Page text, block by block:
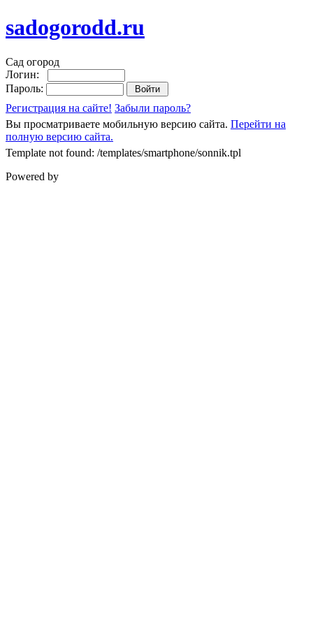
sadogorodd.ru
Сад огород
Логин:
Пароль:
Регистрация на сайте! Забыли пароль?
Вы просматриваете мобильную версию сайта. Перейти на
полную версию сайта.
Template not found: /templates/smartphone/sonnik.tpl
Powered by